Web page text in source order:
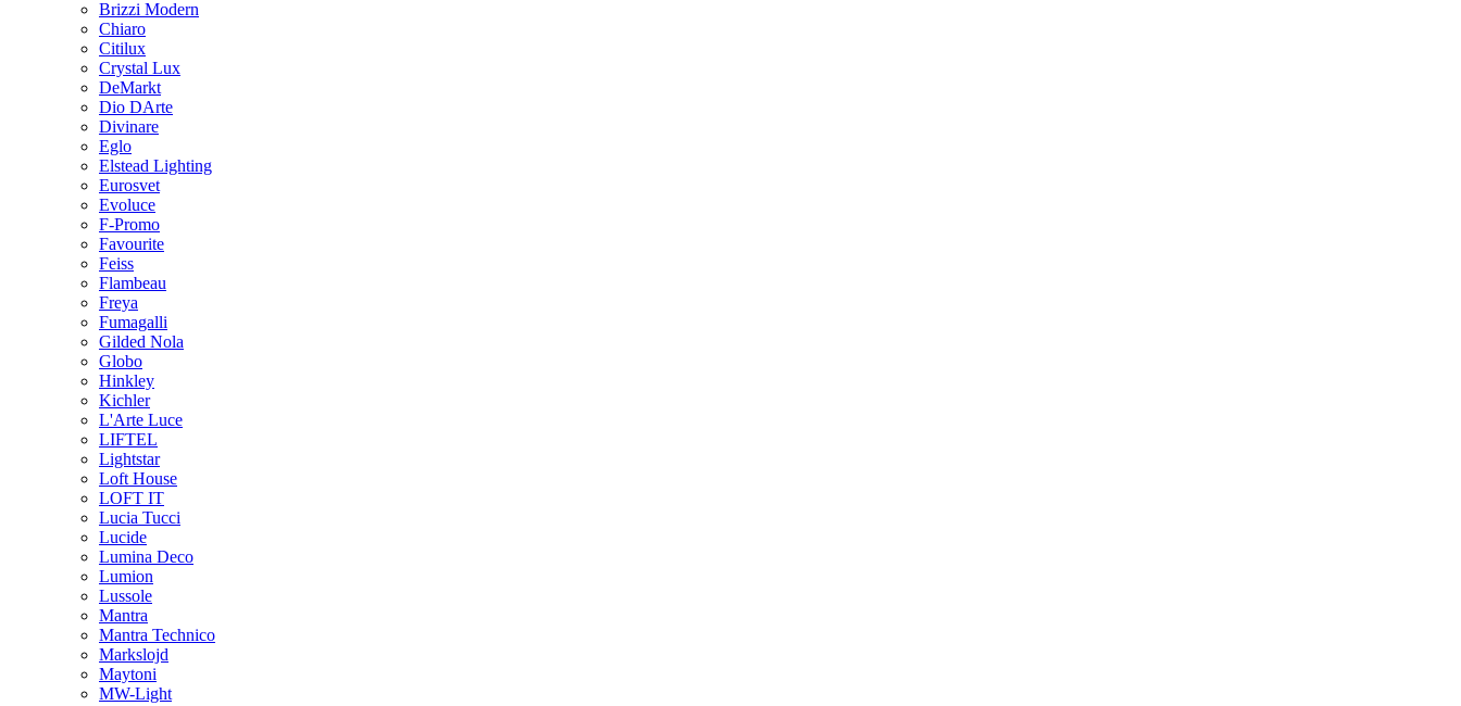
Brizzi Modern
Chiaro
Citilux
Crystal Lux
DeMarkt
Dio DArte
Divinare
Eglo
Elstead Lighting
Eurosvet
Evoluce
F-Promo
Favourite
Feiss
Flambeau
Freya
Fumagalli
Gilded Nola
Globo
Hinkley
Kichler
L'Arte Luce
LIFTEL
Lightstar
Loft House
LOFT IT
Lucia Tucci
Lucide
Lumina Deco
Lumion
Lussole
Mantra
Mantra Technico
Markslojd
Maytoni
MW-Light